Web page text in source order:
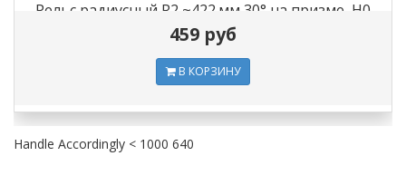
Рельс радиусный R2 ~422 мм 30° на призме, H0
459 руб
В КОРЗИНУ
Handle Accordingly < 1000 640